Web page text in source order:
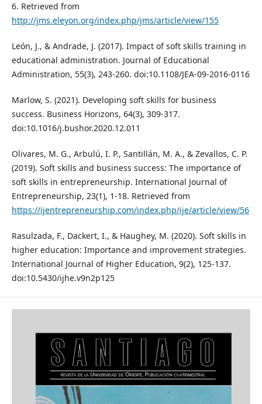
6. Retrieved from
http://jms.eleyon.org/index.php/jms/article/view/155
León, J., & Andrade, J. (2017). Impact of soft skills training in
educational administration. Journal of Educational
Administration, 55(3), 243-260. doi:10.1108/JEA-09-2016-0116
Marlow, S. (2021). Developing soft skills for business
success. Business Horizons, 64(3), 309-317.
doi:10.1016/j.bushor.2020.12.011
Olivares, M. G., Arbulú, I. P., Santillán, M. A., & Zevallos, C. P.
(2019). Soft skills and business success: The importance of
soft skills in entrepreneurship. International Journal of
Entrepreneurship, 23(1), 1-18. Retrieved from
https://ijentrepreneurship.com/index.php/ije/article/view/56
Rasulzada, F., Dackert, I., & Haughey, M. (2020). Soft skills in
higher education: Importance and improvement strategies.
International Journal of Higher Education, 9(2), 125-137.
doi:10.5430/ijhe.v9n2p125